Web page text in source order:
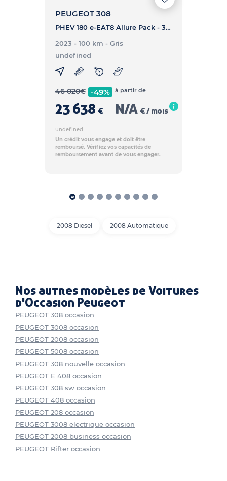
PEUGEOT 308
PHEV 180 e-EAT8 Allure Pack - 308 PHEV 180 e-EAT8 Allure Pack
2023 - 100 km - Gris
undefined
46 020€ -49%
23 638 €
à partir de
N/A € / mois
undefined
Un crédit vous engage et doit être
remboursé. Vérifiez vos capacités de
remboursement avant de vous engager.
2008 Diesel 2008 Automatique
Nos autres modèles de Voitures
d'Occasion Peugeot
PEUGEOT 308 occasion
PEUGEOT 3008 occasion
PEUGEOT 2008 occasion
PEUGEOT 5008 occasion
PEUGEOT 308 nouvelle occasion
PEUGEOT E 408 occasion
PEUGEOT 308 sw occasion
PEUGEOT 408 occasion
PEUGEOT 208 occasion
PEUGEOT 3008 electrique occasion
PEUGEOT 2008 business occasion
PEUGEOT Rifter occasion